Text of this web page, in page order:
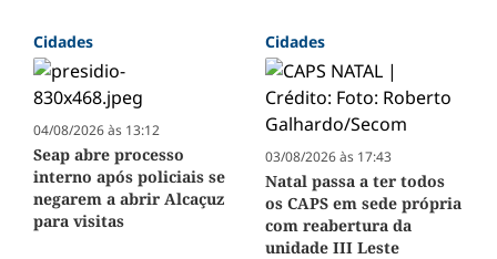
Cidades
04/08/2026 às 13:12
Seap abre processo
interno após policiais se
negarem a abrir Alcaçuz
para visitas
Cidades
03/08/2026 às 17:43
Natal passa a ter todos
os CAPS em sede própria
com reabertura da
unidade III Leste